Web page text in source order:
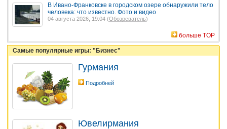
В Ивано-Франковске в городском озере обнаружили тело
человека: что известно. Фото и видео
04 августа 2026, 19:04 (Обозреватель)
больше TOP
Самые популярные игры: "Бизнес"
Гурмания
Подробней
Ювелирмания